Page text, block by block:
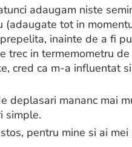
adaugam niste
tot in
inainte de a fi
in termemometru
cred ca m-a influentat
deplasari mananc mai
simple.
pentru mine si ai